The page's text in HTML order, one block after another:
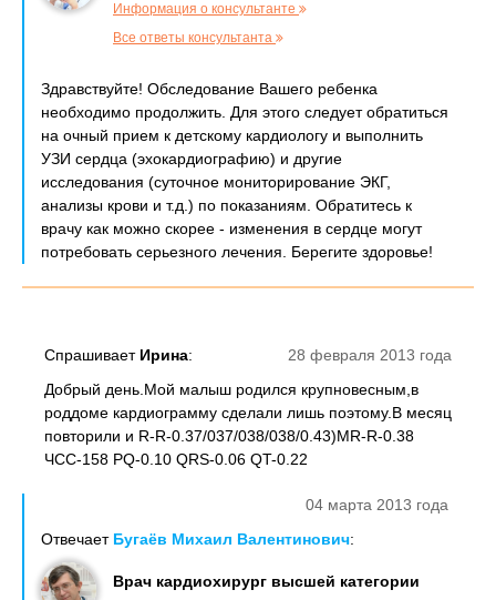
Информация о консультанте
Все ответы консультанта
Здравствуйте! Обследование Вашего ребенка
необходимо продолжить. Для этого следует обратиться
на очный прием к детскому кардиологу и выполнить
УЗИ сердца (эхокардиографию) и другие
исследования (суточное мониторирование ЭКГ,
анализы крови и т.д.) по показаниям. Обратитесь к
врачу как можно скорее - изменения в сердце могут
потребовать серьезного лечения. Берегите здоровье!
28 февраля 2013 года
Спрашивает Ирина:
Добрый день.Мой малыш родился крупновесным,в
роддоме кардиограмму сделали лишь поэтому.В месяц
повторили и R-R-0.37/037/038/038/0.43)MR-R-0.38
ЧСС-158 PQ-0.10 QRS-0.06 QT-0.22
04 марта 2013 года
Отвечает Бугаёв Михаил Валентинович:
Врач кардиохирург высшей категории